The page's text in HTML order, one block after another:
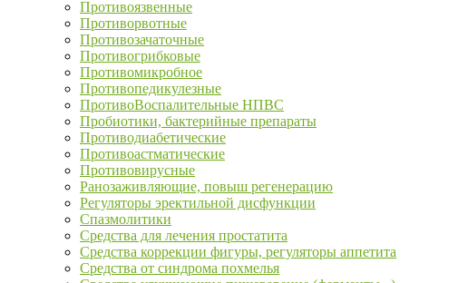
Противоязвенные
Противорвотные
Противозачаточные
Противогрибковые
Противомикробное
Противопедикулезные
ПротивоВоспалительные НПВС
Пробиотики, бактерийные препараты
Противодиабетические
Противоастматические
Противовирусные
Ранозаживляющие, повыш регенерацию
Регуляторы эректильной дисфункции
Спазмолитики
Средства для лечения простатита
Средства коррекции фигуры, регуляторы аппетита
Средства от синдрома похмелья